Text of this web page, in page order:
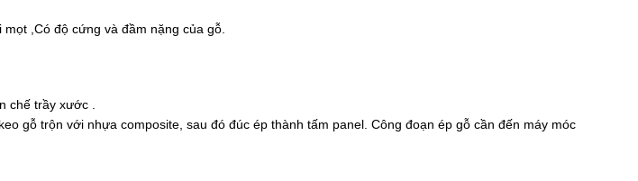
,Có độ cứng và đầm nặng của gỗ.
chế trầy xước .
gỗ trộn với nhựa composite, sau đó đúc ép thành tấm panel. Công đoạn ép gỗ cần đến máy móc